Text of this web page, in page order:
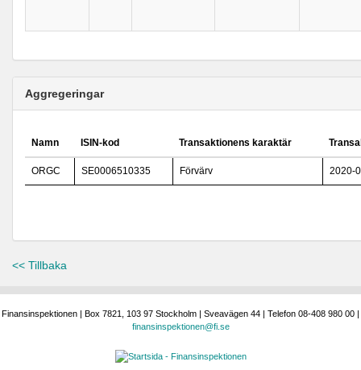
Aggregeringar
Namn ISIN-kod Transaktionens karaktär
ORGC SE0006510335 Förvärv 2020-
<< Tillbaka
Finansinspektionen | Box 7821, 103 97 Stockholm | Sveavägen 44 | Telefon 08-408 980 00 |
finansinspektionen@fi.se